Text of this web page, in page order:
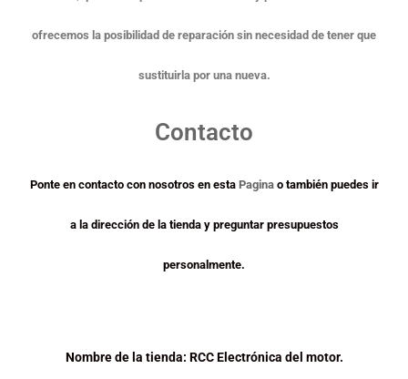
ofrecemos la posibilidad de reparación sin necesidad de tener que
sustituirla por una nueva.
Contacto
Ponte en contacto con nosotros en esta Pagina o también puedes ir
a la dirección de la tienda y preguntar presupuestos
personalmente.
Nombre de la tienda: RCC Electrónica del motor.